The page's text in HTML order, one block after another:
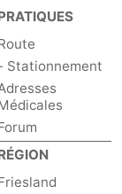
Stationnement